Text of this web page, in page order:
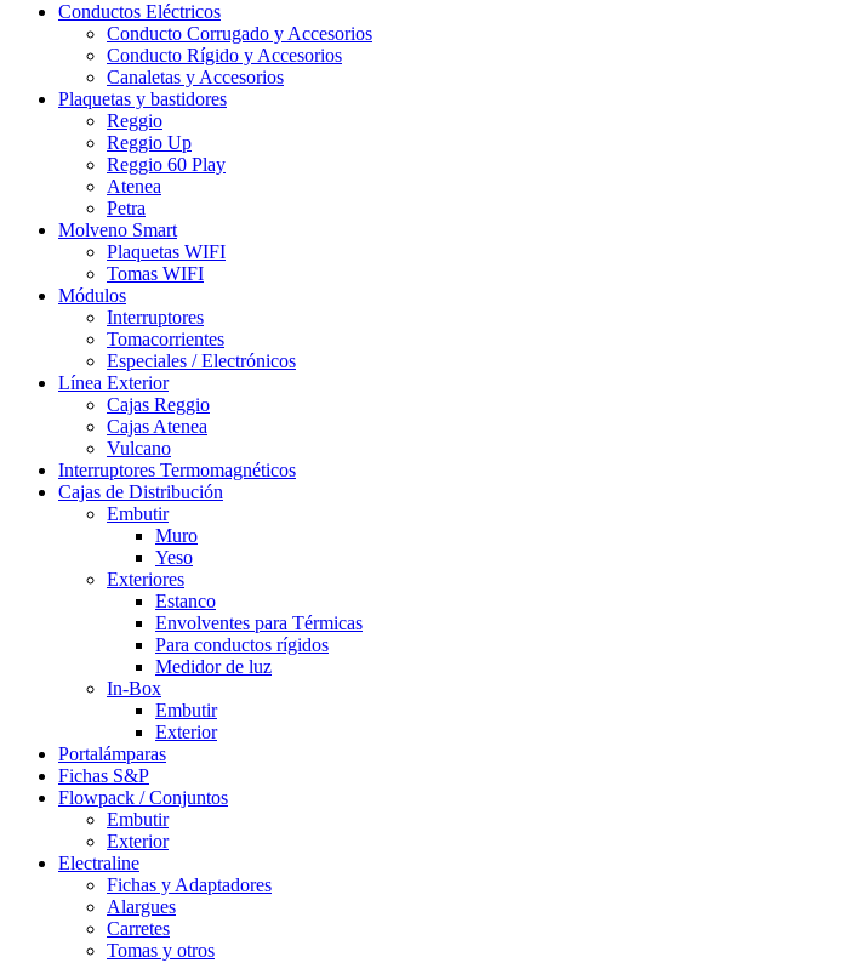
Conductos Eléctricos
Conducto Corrugado y Accesorios
Conducto Rígido y Accesorios
Canaletas y Accesorios
Plaquetas y bastidores
Reggio
Reggio Up
Reggio 60 Play
Atenea
Petra
Molveno Smart
Plaquetas WIFI
Tomas WIFI
Módulos
Interruptores
Tomacorrientes
Especiales / Electrónicos
Línea Exterior
Cajas Reggio
Cajas Atenea
Vulcano
Interruptores Termomagnéticos
Cajas de Distribución
Embutir
Muro
Yeso
Exteriores
Estanco
Envolventes para Térmicas
Para conductos rígidos
Medidor de luz
In-Box
Embutir
Exterior
Portalámparas
Fichas S&P
Flowpack / Conjuntos
Embutir
Exterior
Electraline
Fichas y Adaptadores
Alargues
Carretes
Tomas y otros